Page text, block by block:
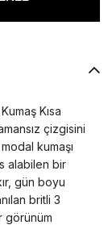
Kısa
çizgisini
kumaşı
alabilen bir
gün boyu
britli 3
görünüm